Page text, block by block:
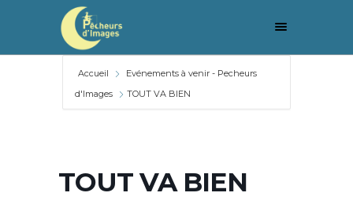
Accueil
Evénements à venir - Pecheurs
d'Images
TOUT VA BIEN
TOUT VA BIEN